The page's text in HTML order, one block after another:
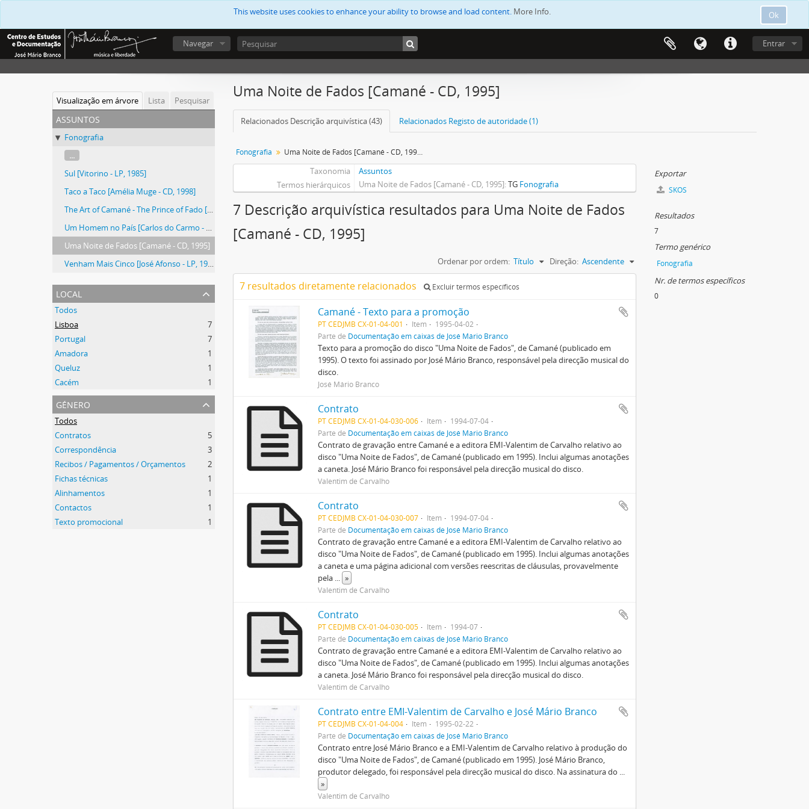
Ok
This website uses cookies to enhance your ability to browse and load content. More Info.
Entrar
Navegar
Visualização em árvore Lista Pesquisar
assuntos
Fonografia
...
Sul [Vitorino - LP, 1985]
Taco a Taco [Amélia Muge - CD, 1998]
The Art of Camané - The Prince of Fado [Camané - CD, 2003]
Um Homem no País [Carlos do Carmo - LP, 1983]
Uma Noite de Fados [Camané - CD, 1995]
Venham Mais Cinco [José Afonso - LP, 1973]
local
Todos
Lisboa
7
Portugal
7
Amadora
1
Queluz
1
Cacém
1
género
Todos
Contratos
5
Correspondência
3
Recibos / Pagamentos / Orçamentos
2
Fichas técnicas
1
Alinhamentos
1
Contactos
1
Texto promocional
1
Uma Noite de Fados [Camané - CD, 1995]
Relacionados Descrição arquivística (43) Relacionados Registo de autoridade (1)
Fonografia Uma Noite de Fados [Camané - CD, 1995]
Taxonomia
Assuntos
Termos hierárquicos
Uma Noite de Fados [Camané - CD, 1995] TG Fonografia
7 Descrição arquivística resultados para Uma Noite de Fados
[Camané - CD, 1995]
Ordenar por ordem: Título Direção: Ascendente
7 resultados diretamente relacionados Excluir termos específicos
Camané - Texto para a promoção
PT CEDJMB CX-01-04-001 Item
1995-04-02
Parte de Documentação em caixas de José Mário Branco
Texto para a promoção do disco "Uma Noite de Fados", de Camané (publicado em
1995). O texto foi assinado por José Mário Branco, responsável pela direcção musical do
disco.
José Mário Branco
Contrato
PT CEDJMB CX-01-04-030-006 Item
1994-07-04
Parte de Documentação em caixas de José Mário Branco
Contrato de gravação entre Camané e a editora EMI-Valentim de Carvalho relativo ao
disco "Uma Noite de Fados", de Camané (publicado em 1995). Inclui algumas anotações
a caneta. José Mário Branco foi responsável pela direcção musical do disco.
Valentim de Carvalho
Contrato
PT CEDJMB CX-01-04-030-007 Item
1994-07-04
Parte de Documentação em caixas de José Mário Branco
Contrato de gravação entre Camané e a editora EMI-Valentim de Carvalho relativo ao
disco "Uma Noite de Fados", de Camané (publicado em 1995). Inclui algumas anotações
a caneta e uma página adicional com versões reescritas de cláusulas, provavelmente
pela ... »
Valentim de Carvalho
Contrato
PT CEDJMB CX-01-04-030-005 Item
1994-07
Parte de Documentação em caixas de José Mário Branco
Contrato de gravação entre Camané e a editora EMI-Valentim de Carvalho relativo ao
disco "Uma Noite de Fados", de Camané (publicado em 1995). Inclui algumas anotações
a caneta. José Mário Branco foi responsável pela direcção musical do disco.
Valentim de Carvalho
Contrato entre EMI-Valentim de Carvalho e José Mário Branco
PT CEDJMB CX-01-04-004 Item
1995-02-22
Parte de Documentação em caixas de José Mário Branco
Contrato entre José Mário Branco e a EMI-Valentim de Carvalho relativo à produção do
disco "Uma Noite de Fados", de Camané (publicado em 1995). José Mário Branco,
produtor delegado, foi responsável pela direcção musical do disco. Na assinatura do ...
»
Valentim de Carvalho
Exportar
SKOS
Resultados
7
Termo genérico
Fonografia
Nr. de termos específicos
0